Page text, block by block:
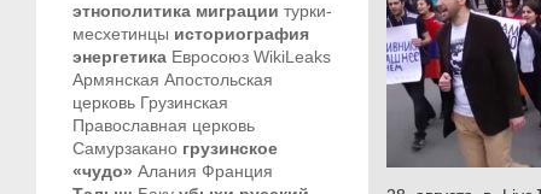
этнополитика миграции турки-
месхетинцы историография
энергетика Евросоюз WikiLeaks
Армянская Апостольская
церковь Грузинская
Православная церковь
Самурзакано грузинское
«чудо» Алания Франция